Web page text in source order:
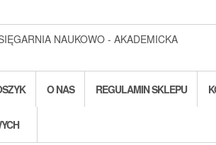
NAUKOWO - AKADEMICKA
O NAS REGULAMIN SKLEPU